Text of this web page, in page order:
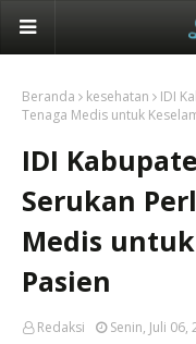
Beranda kesehatan
IDI
Tenaga Medis untuk
IDI
Serukan
Medis
Pasien
Redaksi Senin, Juli 06,